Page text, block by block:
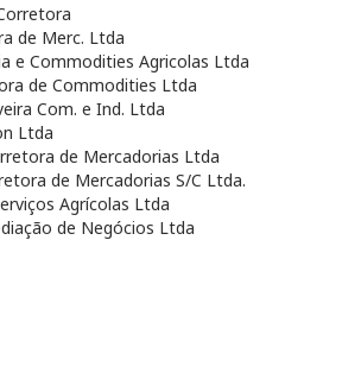
de Merc. Ltda
e Commodities Agricolas Ltda
de Commodities Ltda
Com. e Ind. Ltda
Ltda
de Mercadorias Ltda
de Mercadorias S/C Ltda.
Agrícolas Ltda
de Negócios Ltda